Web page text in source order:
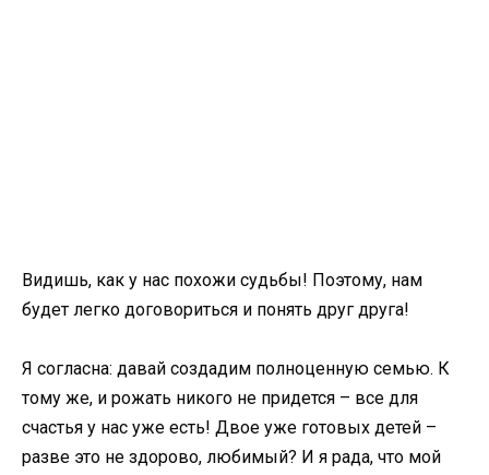
Видишь, как у нас похожи судьбы! Поэтому, нам
будет легко договориться и понять друг друга!
Я согласна: давай создадим полноценную семью. К
тому же, и рожать никого не придется – все для
счастья у нас уже есть! Двое уже готовых детей –
разве это не здорово, любимый? И я рада, что мой